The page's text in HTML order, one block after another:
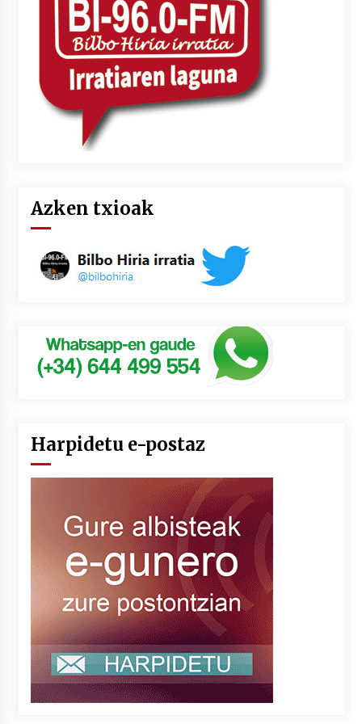
2026/07/03
MUSIBLA #297: Bide, Boards Of Canada, Somak,
Tiga, Twisted Teens, Underscores, Habia
2026/07/02
Azken txioak
Harpidetu e-postaz